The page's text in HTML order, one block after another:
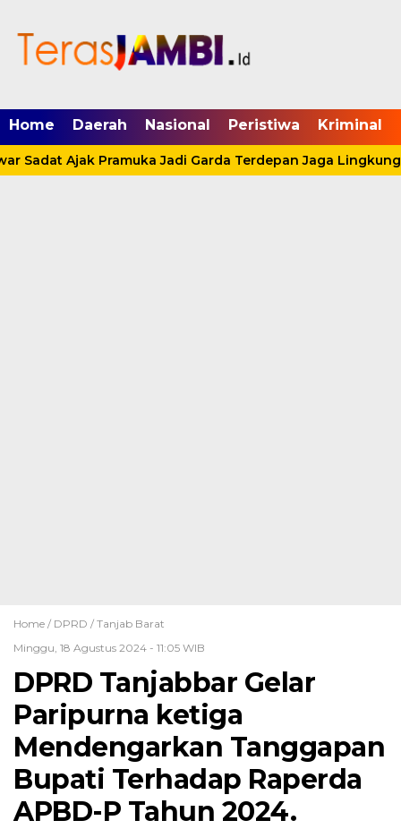
Home Daerah Nasional Peristiwa Kriminal
Sadat Ajak Pramuka Jadi Garda Terdepan Jaga
Home / DPRD / Tanjab Barat
Minggu, 18 Agustus 2024 - 11:05 WIB
DPRD Tanjabbar Gelar
Paripurna ketiga
Mendengarkan Tanggapan
Bupati Terhadap Raperda
APBD-P Tahun 2024.